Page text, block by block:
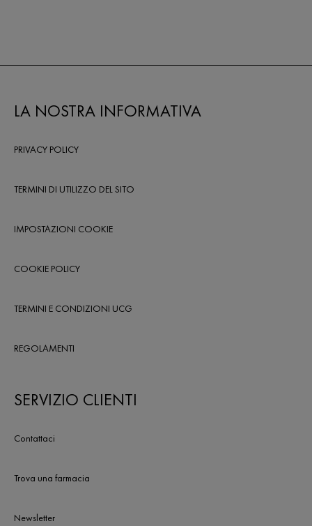
LA NOSTRA INFORMATIVA
PRIVACY POLICY
TERMINI DI UTILIZZO DEL SITO
IMPOSTAZIONI COOKIE
COOKIE POLICY
TERMINI E CONDIZIONI UCG
REGOLAMENTI
SERVIZIO CLIENTI
Contattaci
Trova una farmacia
Newsletter